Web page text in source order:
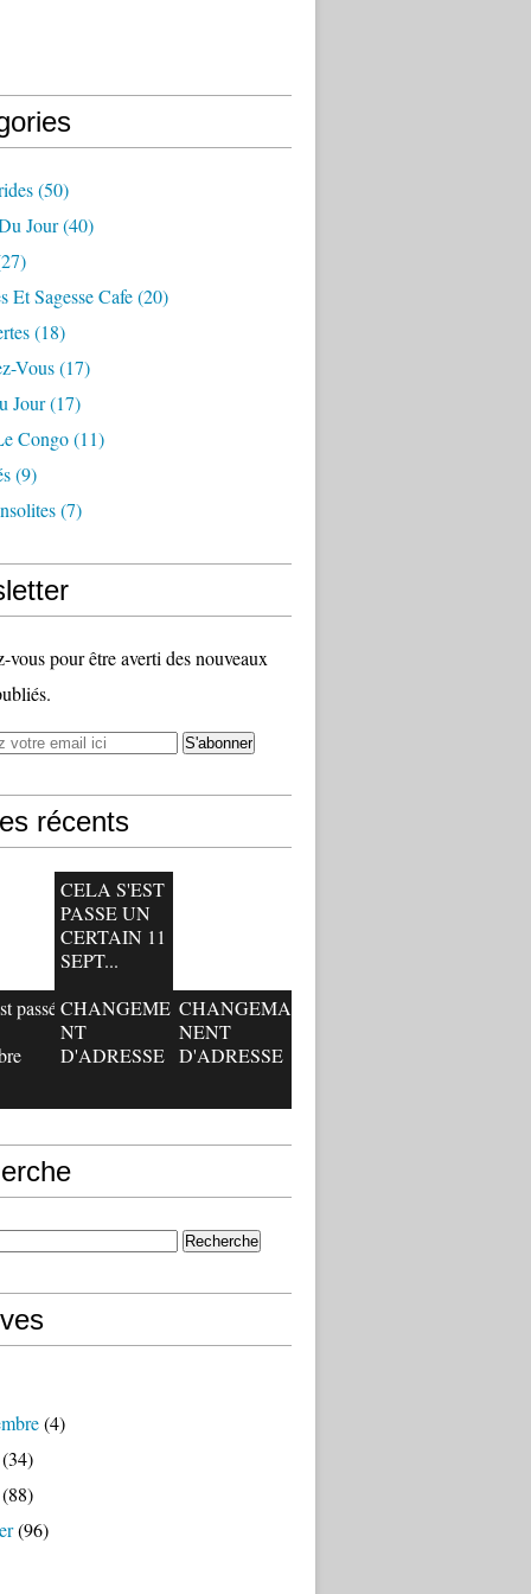
(50)
Jour(40)
Et Sagesse Cafe(20)
(18)
Vous(17)
Jour(17)
Congo(11)
(9)
(7)
vous pour être averti des nouveaux
récents
CELA S'EST
PASSE UN
CERTAIN 11
SEPT...
passé CHANGEME
NT
D'ADRESSE
CHANGEMA
NENT
D'ADRESSE
(4)
(96)